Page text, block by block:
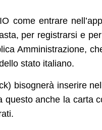
come entrare
per registrarsi e
Amministrazione,
stato italiano.
bisognerà inserire
anche la carta